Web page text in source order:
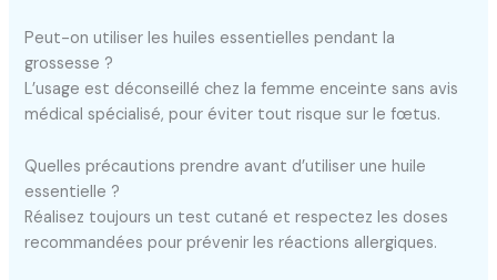
Peut-on utiliser les huiles essentielles pendant la
grossesse ?
L’usage est déconseillé chez la femme enceinte sans avis
médical spécialisé, pour éviter tout risque sur le fœtus.
Quelles précautions prendre avant d’utiliser une huile
essentielle ?
Réalisez toujours un test cutané et respectez les doses
recommandées pour prévenir les réactions allergiques.